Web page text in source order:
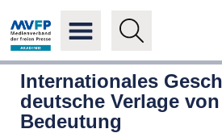
Internationales
deutsche Verlage
Bedeutung